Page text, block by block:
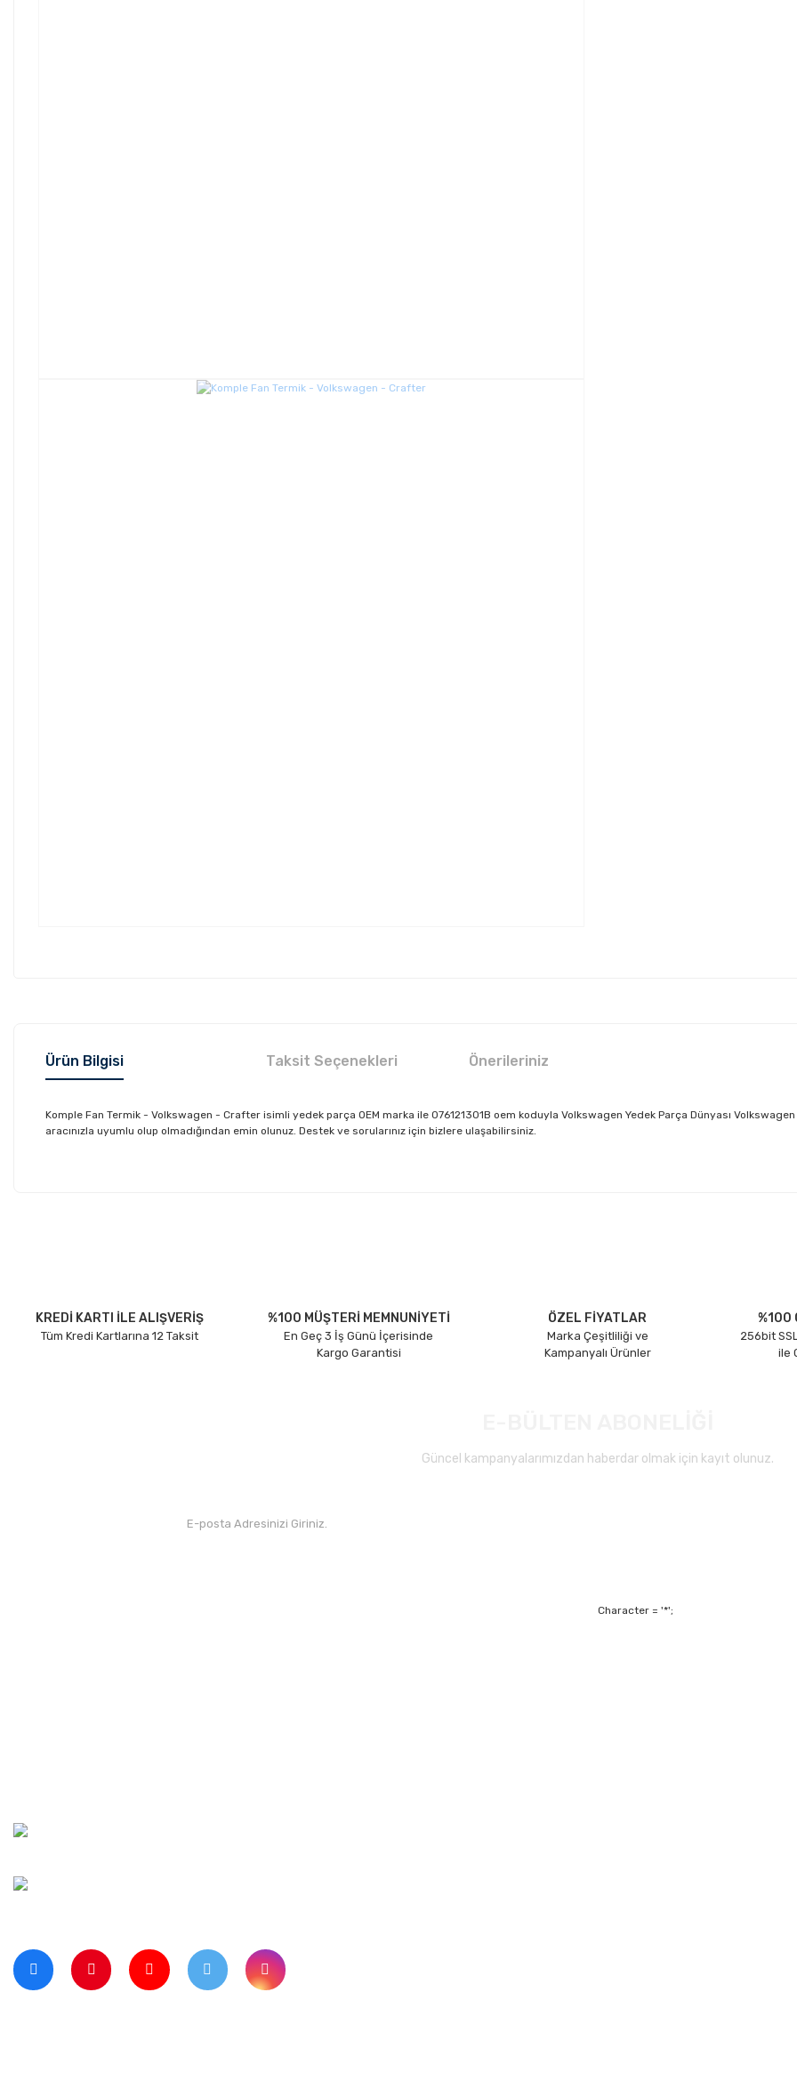
Ürün Bilgisi Taksit Seçenekleri Önerileriniz
Komple Fan Termik - Volkswagen - Crafter isimli yedek parça OEM marka ile 076121301B oem koduyla Volkswagen Yedek Parça Dünyası
aracınızla uyumlu olup olmadığından emin olunuz. Destek ve sorularınız için bizlere ulaşabilirsiniz.
Ürün bilgilerinde hatalar bulunuyor.
Ürün fiyatı diğer sitelerden daha pahalı.
KREDİ KARTI İLE ALIŞVERİŞ
Tüm Kredi Kartlarına 12 Taksit
%100 MÜŞTERİ MEMNUNİYETİ
En Geç 3 İş Günü İçerisinde
Kargo Garantisi
ÖZEL FİYATLAR
Marka Çeşitliliği ve
Kampanyalı Ürünler
%100
256bit
ile
Güncel kampanyalarımızdan haberdar olmak için kayıt olunuz.
Character = '*';